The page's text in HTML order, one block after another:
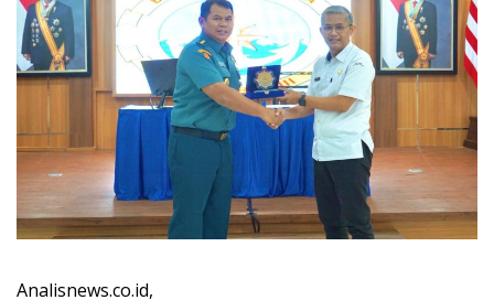
Analisnews.co.id,